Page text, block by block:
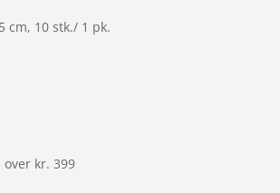
cm, 10 stk./ 1 pk.
kr. 399